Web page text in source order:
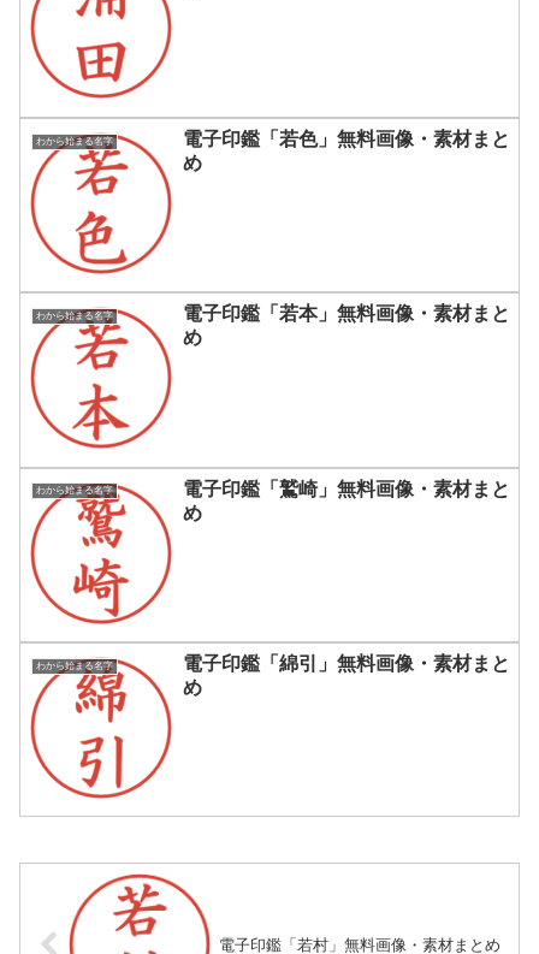
わから始まる名字
電子印鑑「若色」無料画像・素材まと
め
わから始まる名字
電子印鑑「若本」無料画像・素材まと
め
わから始まる名字
電子印鑑「鷲崎」無料画像・素材まと
め
わから始まる名字
電子印鑑「綿引」無料画像・素材まと
め
電子印鑑「若村」無料画像・素材まとめ